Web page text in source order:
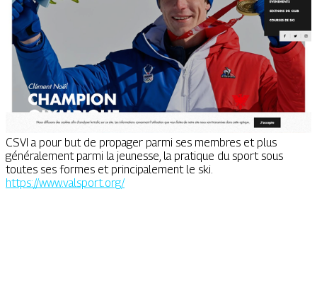
CSVI a pour but de propager parmi ses membres et plus
généralement parmi la jeunesse, la pratique du sport sous
toutes ses formes et principalement le ski.
https://www.valsport.org/